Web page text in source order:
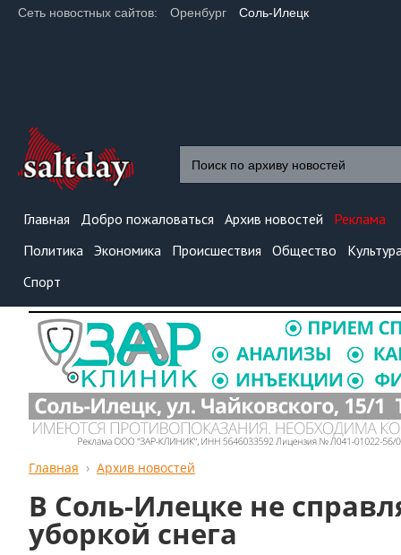
Сеть новостных сайтов: Оренбург Соль-Илецк
Главная Добро пожаловаться Архив новостей
Реклама
Политика Экономика Происшествия Общество
Спорт
Главная Архив новостей
В Соль-Илецке не
уборкой снега